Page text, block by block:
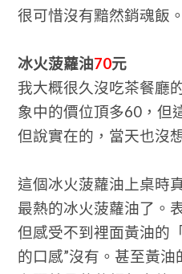
很可惜沒有黯然銷魂飯。
冰火菠蘿油70元
我大概很久沒吃茶餐廳
象中的價位頂多60，但
但說實在的，當天也沒
這個冰火菠蘿油上桌時
最熱的冰火菠蘿油了。
但感受不到裡面黃油的
的口感”沒有。甚至黃油